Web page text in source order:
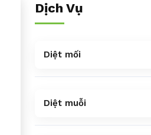
Dịch Vụ
Diệt mối
Diệt muỗi